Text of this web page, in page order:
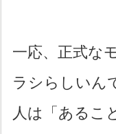
一応、正式な
ラシらしいん
人は「あるこ